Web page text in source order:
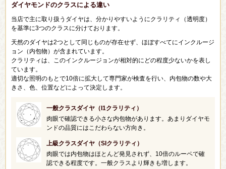
ダイヤモンドのクラスによる違い
当店で主に取り扱うダイヤは、分かりやすいようにクラリティ（透明度）
を基準に3つのクラスに分けております。
天然のダイヤは2つとして同じものが存在せず、ほぼすべてにインクルージ
ョン（内包物）が含まれています。
クラリティは、このインクルージョンが相対的にどの程度少ないかを表し
ています。
適切な照明のもとで10倍に拡大して専門家が検査を行い、内包物の数や大
きさ、色、位置などによって決定します。
一般クラスダイヤ（I1クラリティ）
肉眼で確認できる小さな内包物があります。あまりダイヤモ
ンドの品質にはこだわらない方向き。
上級クラスダイヤ（SIクラリティ）
肉眼では内包物はほとんど発見されず、10倍のルーペで確
認できる程度です。一般クラスより輝きも増します。